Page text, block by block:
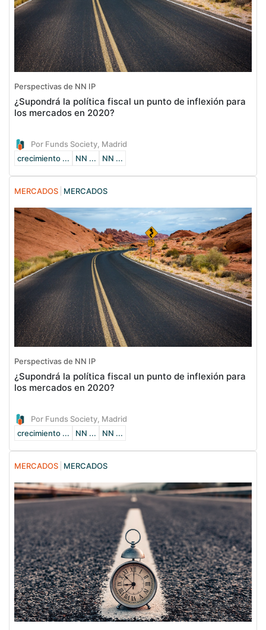
Perspectivas de NN IP
¿Supondrá la política fiscal un punto de inflexión para
los mercados en 2020?
Por Funds Society, Madrid
crecimiento ...
NN ... NN ...
MERCADOS MERCADOS
Perspectivas de NN IP
¿Supondrá la política fiscal un punto de inflexión para
los mercados en 2020?
Por Funds Society, Madrid
crecimiento ...
NN ... NN ...
MERCADOS MERCADOS